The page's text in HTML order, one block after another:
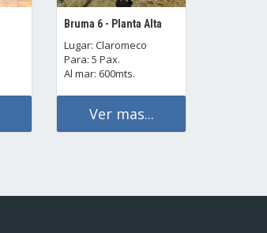
Bruma 6 - Planta Alta
Lugar: Claromeco
Para: 5 Pax.
Al mar: 600mts.
Ver mas...